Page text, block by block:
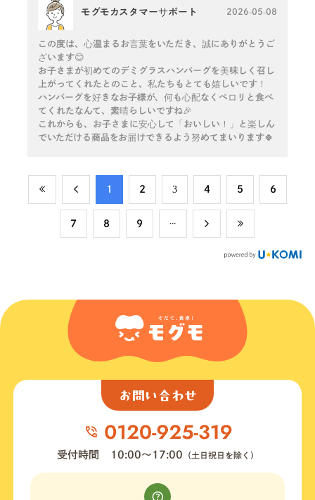
モグモカスタマーサポート 2026-05-08
この度は、心温まるお言葉をいただき、誠にありがとうご
ざいます😊
お子さまが初めてのデミグラスハンバーグを美味しく召し
上がってくれたとのこと、私たちもとても嬉しいです！
ハンバーグを好きなお子様が、何も心配なくペロリと食べ
てくれたなんて、素晴らしいですね🎉
これからも、お子さまに安心して「おいしい！」と楽しん
でいただける商品をお届けできるよう努めてまいります🍀
​1 ​2 ​3 ​4 ​5 ​6
​7 ​8 ​9
お問い合わせ
受付時間 10:00〜17:00 （土日祝日を除く）